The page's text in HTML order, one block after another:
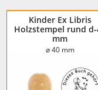
Kinder Ex Libris
Holzstempel rund d-
mm
⌀ 40 mm